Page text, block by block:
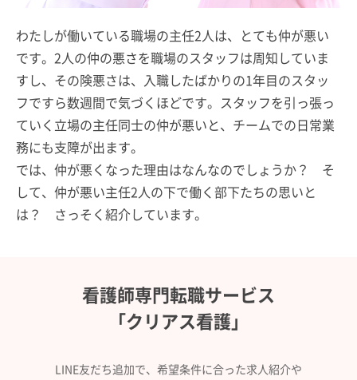
わたしが働いている職場の主任2人は、とても仲が悪い
です。2人の仲の悪さを職場のスタッフは周知していま
すし、その険悪さは、入職したばかりの1年目のスタッ
フですら数週間で気づくほどです。スタッフを引っ張っ
ていく立場の主任同士の仲が悪いと、チームでの日常業
務にも支障が出ます。
では、仲が悪くなった理由はなんなのでしょうか？ そ
して、仲が悪い主任2人の下で働く部下たちの思いと
は？ さっそく紹介しています。
看護師専門転職サービス
「クリアス看護」
LINE友だち追加で、希望条件に合った求人紹介や